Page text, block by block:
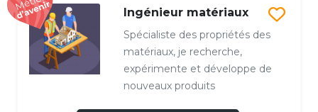
Ingénieur matériaux
Spécialiste des propriétés des
matériaux, je recherche,
expérimente et développe de
nouveaux produits